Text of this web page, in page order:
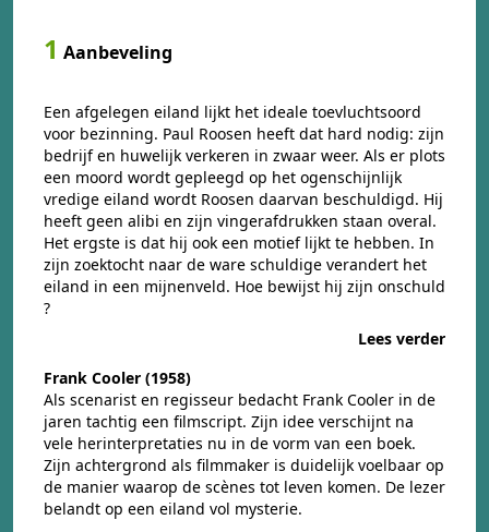
1 Aanbeveling
Een afgelegen eiland lijkt het ideale toevluchtsoord
voor bezinning. Paul Roosen heeft dat hard nodig: zijn
bedrijf en huwelijk verkeren in zwaar weer. Als er plots
een moord wordt gepleegd op het ogenschijnlijk
vredige eiland wordt Roosen daarvan beschuldigd. Hij
heeft geen alibi en zijn vingerafdrukken staan overal.
Het ergste is dat hij ook een motief lijkt te hebben. In
zijn zoektocht naar de ware schuldige verandert het
eiland in een mijnenveld. Hoe bewijst hij zijn onschuld
?
Lees verder
Frank Cooler (1958)
Als scenarist en regisseur bedacht Frank Cooler in de
jaren tachtig een filmscript. Zijn idee verschijnt na
vele herinterpretaties nu in de vorm van een boek.
Zijn achtergrond als filmmaker is duidelijk voelbaar op
de manier waarop de scènes tot leven komen. De lezer
belandt op een eiland vol mysterie.